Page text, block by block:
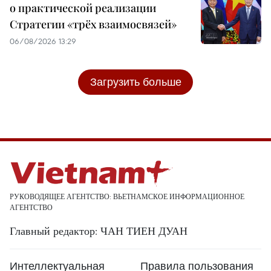
о практической реализации
Стратегии «трёх взаимосвязей»
06/08/2026 13:29
Загрузить больше
РУКОВОДЯЩЕЕ АГЕНТСТВО: ВЬЕТНАМСКОЕ ИНФОРМАЦИОННОЕ
АГЕНТСТВО
Главный редактор: ЧАН ТИЕН ДУАН
Интеллектуальная Правила пользования